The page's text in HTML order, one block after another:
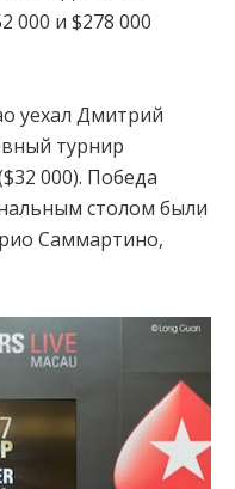
000 и $278 000
уехал Дмитрий
турнир
000). Победа
столом были
Саммартино,